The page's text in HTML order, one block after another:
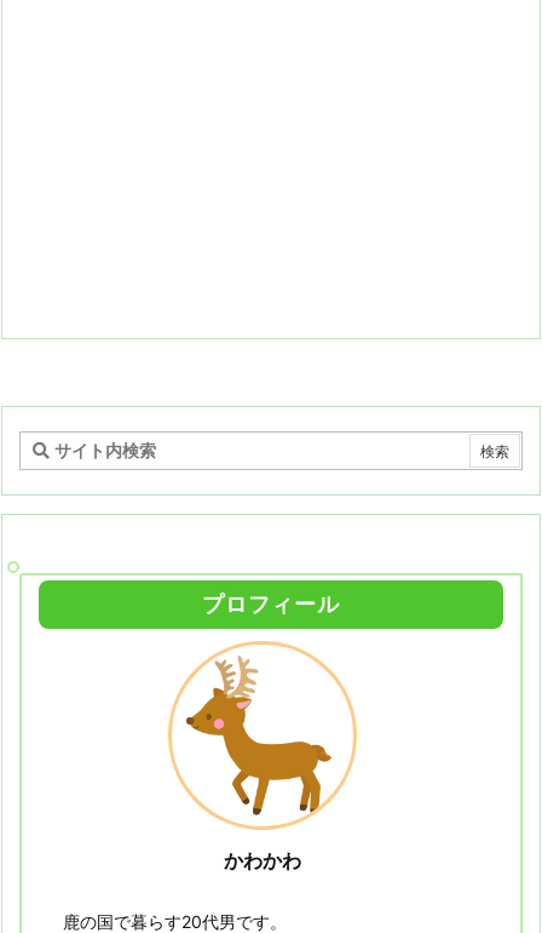
プロフィール
かわかわ
鹿の国で暮らす20代男です。